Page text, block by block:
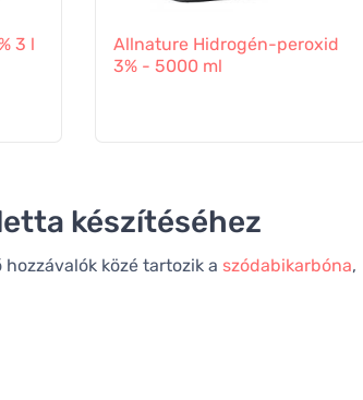
3 l
Allnature Hidrogén-peroxid
3% - 5000 ml
készítéséhez
közé tartozik a szódabikarbóna,